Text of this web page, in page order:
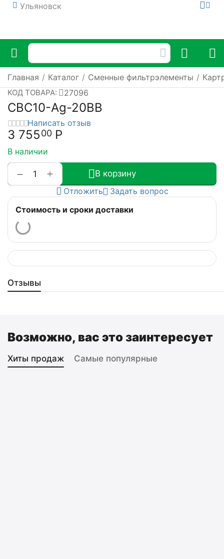
Ульяновск
Главная / Каталог / Сменные фильтрэлементы /
КОД ТОВАРА: 27096
CBC10-Ag-20BB
Написать отзыв
3 75500 Р
В наличии
+
−
В корзину
Отложить
Задать вопрос
Стоимость и сроки доставки
Отзывы
Возможно, вас это заинтересует
Хиты продаж Самые популярные